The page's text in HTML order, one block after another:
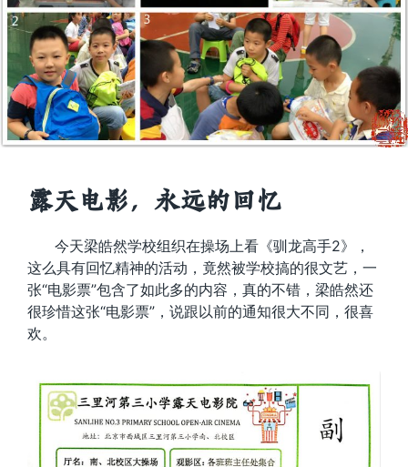
露天电影，永远的回忆
今天梁皓然学校组织在操场上看《驯龙高手2》，
这么具有回忆精神的活动，竟然被学校搞的很文艺，一
张“电影票”包含了如此多的内容，真的不错，梁皓然还
很珍惜这张“电影票”，说跟以前的通知很大不同，很喜
欢。